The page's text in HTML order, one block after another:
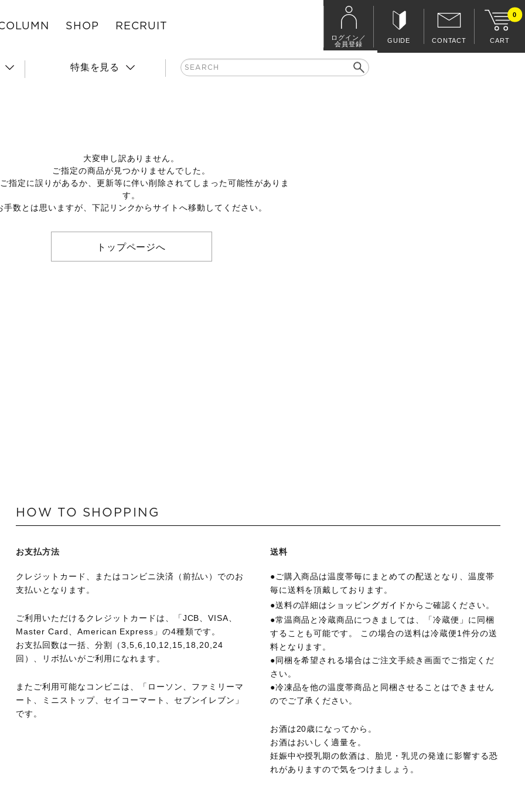
SHOP RECRUIT
ログイン／
会員登録
GUIDE CONTACT
0
CART
特集を見る
大変申し訳ありません。
ご指定の商品が見つかりませんでした。
指定に誤りがあるか、更新等に伴い削除されてしまった可能性がありま
す。
手数とは思いますが、下記リンクからサイトへ移動してください。
トップページへ
HOW TO SHOPPING
お支払方法
クレジットカード、またはコンビニ決済（前払い）でのお
支払いとなります。
ご利用いただけるクレジットカードは、「JCB、VISA、
Master Card、American Express」の4種類です。
お支払回数は一括、分割（3,5,6,10,12,15,18,20,24
回）、リボ払いがご利用になれます。
またご利用可能なコンビニは、「ローソン、ファミリーマ
ート、ミニストップ、セイコーマート、セブンイレブン」
です。
送料
●ご購入商品は温度帯毎にまとめての配送となり、温度帯
毎に送料を頂戴しております。
●送料の詳細はショッピングガイドからご確認ください。
●常温商品と冷蔵商品につきましては、「冷蔵便」に同梱
することも可能です。 この場合の送料は冷蔵便1件分の送
料となります。
●同梱を希望される場合はご注文手続き画面でご指定くだ
さい。
●冷凍品を他の温度帯商品と同梱させることはできません
のでご了承ください。
お酒は20歳になってから。
お酒はおいしく適量を。
妊娠中や授乳期の飲酒は、胎児・乳児の発達に影響する恐
れがありますので気をつけましょう。